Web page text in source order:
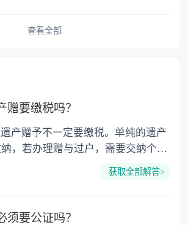
查看全部
赠要缴税吗？
，若办理赠与过户，需要交纳个人
税和公证费。赠与过户是没有增值税
如下： 1. 公证费：按房
获取全部解答>
须要公证吗？